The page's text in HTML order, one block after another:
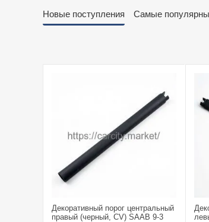
Новые поступления Самые
Декоративный порог центральный
правый (черный, CV) SAAB 9-3